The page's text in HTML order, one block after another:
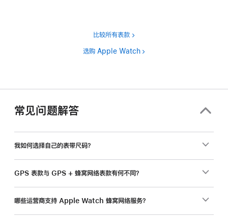
比较所有表款
选购 Apple Watch
常见问题解答
我如何选择自己的表带尺码？
GPS 表款与 GPS + 蜂窝网络表款有何不同？
哪些运营商支持 Apple Watch 蜂窝网络服务？